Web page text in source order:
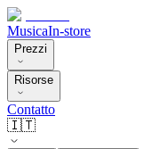
MusicaIn-store
Prezzi
Risorse
Contatto
🇮🇹